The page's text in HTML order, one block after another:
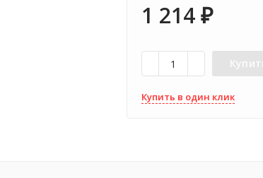
1 214 ₽
Купить в один клик